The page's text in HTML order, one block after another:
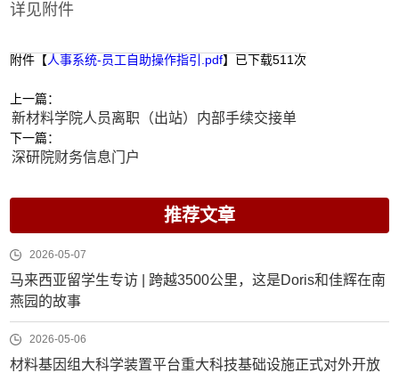
详见附件
附件【人事系统-员工自助操作指引.pdf】已下载511 次
上一篇：
新材料学院人员离职（出站）内部手续交接单
下一篇：
深研院财务信息门户
推荐文章
2026-05-07
马来西亚留学生专访 | 跨越3500公里，这是Doris和佳辉在南
燕园的故事
2026-05-06
材料基因组大科学装置平台重大科技基础设施正式对外开放